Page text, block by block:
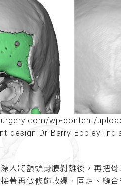
wp-content/
design-Dr-Barry-Eppley-
入將額頭骨膜剝離後，再把
著再做修飾收邊、固定、縫合